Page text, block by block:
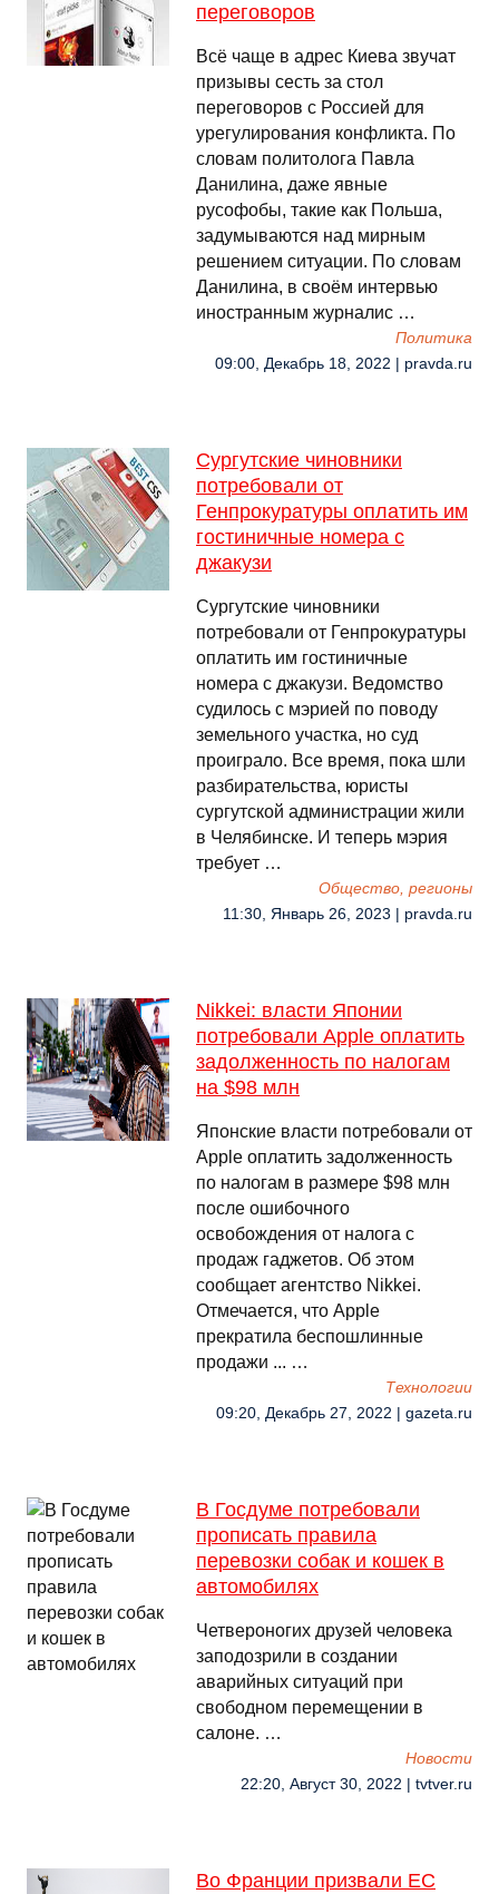
переговоров
Всё чаще в адрес Киева звучат
призывы сесть за стол
переговоров с Россией для
урегулирования конфликта. По
словам политолога Павла
Данилина, даже явные
русофобы, такие как Польша,
задумываются над мирным
решением ситуации. По словам
Данилина, в своём интервью
иностранным журналис …
Политика
09:00, Декабрь 18, 2022 | pravda.ru
Сургутские чиновники
потребовали от
Генпрокуратуры оплатить им
гостиничные номера с
джакузи
Сургутские чиновники
потребовали от Генпрокуратуры
оплатить им гостиничные
номера с джакузи. Ведомство
судилось с мэрией по поводу
земельного участка, но суд
проиграло. Все время, пока шли
разбирательства, юристы
сургутской администрации жили
в Челябинске. И теперь мэрия
требует …
Общество, регионы
11:30, Январь 26, 2023 | pravda.ru
Nikkei: власти Японии
потребовали Apple оплатить
задолженность по налогам
на $98 млн
Японские власти потребовали от
Apple оплатить задолженность
по налогам в размере $98 млн
после ошибочного
освобождения от налога с
продаж гаджетов. Об этом
сообщает агентство Nikkei.
Отмечается, что Apple
прекратила беспошлинные
продажи ... …
Технологии
09:20, Декабрь 27, 2022 | gazeta.ru
В Госдуме потребовали
прописать правила
перевозки собак и кошек в
автомобилях
Четвероногих друзей человека
заподозрили в создании
аварийных ситуаций при
свободном перемещении в
салоне. …
Новости
22:20, Август 30, 2022 | tvtver.ru
Во Франции призвали ЕС